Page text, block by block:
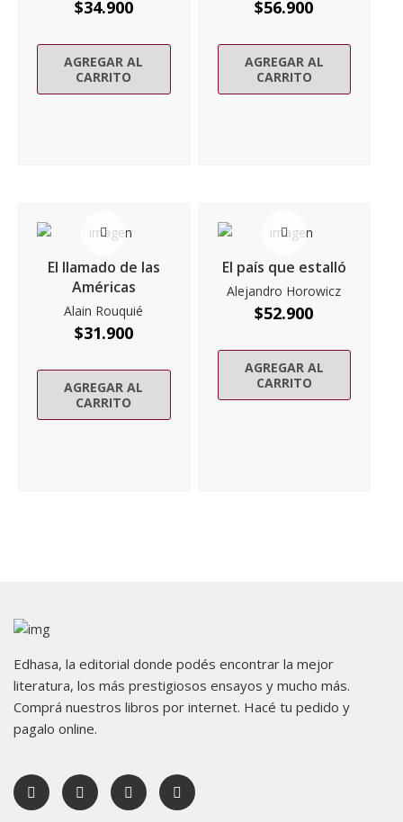
$34.900
AGREGAR AL
CARRITO
$56.900
AGREGAR AL
CARRITO
El llamado de las
Américas
Alain Rouquié
$31.900
AGREGAR AL
CARRITO
El país que estalló
Alejandro Horowicz
$52.900
AGREGAR AL
CARRITO
Edhasa, la editorial donde podés encontrar la mejor
literatura, los más prestigiosos ensayos y mucho más.
Comprá nuestros libros por internet. Hacé tu pedido y
pagalo online.